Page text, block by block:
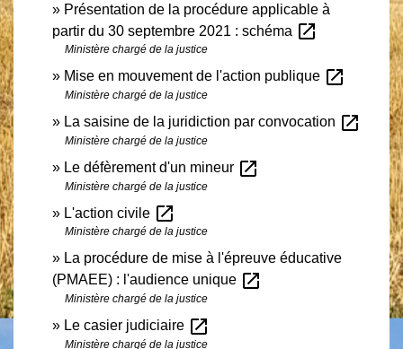
Présentation de la procédure applicable à
partir du 30 septembre 2021 : schéma open_in_new
Ministère chargé de la justice
Mise en mouvement de l'action publique open_in_new
Ministère chargé de la justice
La saisine de la juridiction par convocation open_in_new
Ministère chargé de la justice
Le défèrement d'un mineur open_in_new
Ministère chargé de la justice
L'action civile open_in_new
Ministère chargé de la justice
La procédure de mise à l'épreuve éducative
(PMAEE) : l'audience unique open_in_new
Ministère chargé de la justice
Le casier judiciaire open_in_new
Ministère chargé de la justice